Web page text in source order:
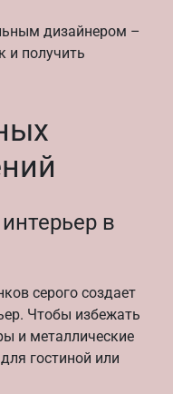
дизайнером –
и получить
в
серого создает
Чтобы избежать
и металлические
гостиной или